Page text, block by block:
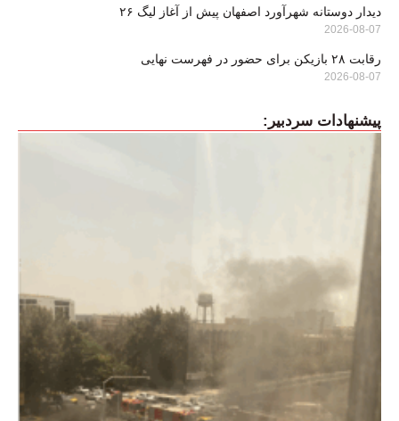
دیدار دوستانه شهرآورد اصفهان پیش از آغاز لیگ ۲۶
2026-08-07
رقابت ۲۸ بازیکن برای حضور در فهرست نهایی
2026-08-07
پیشنهادات سردبیر: